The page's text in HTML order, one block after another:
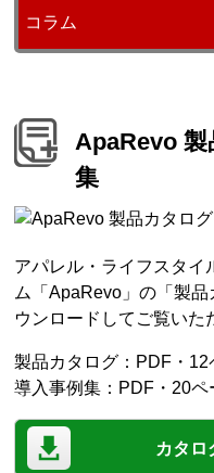
コラム
ApaRevo 製
集
アパレル・ライフスタイ
ム「ApaRevo」の「製
ウンロードしてご覧いた
製品カタログ：PDF・12
導入事例集：PDF・20ペ
カタロ